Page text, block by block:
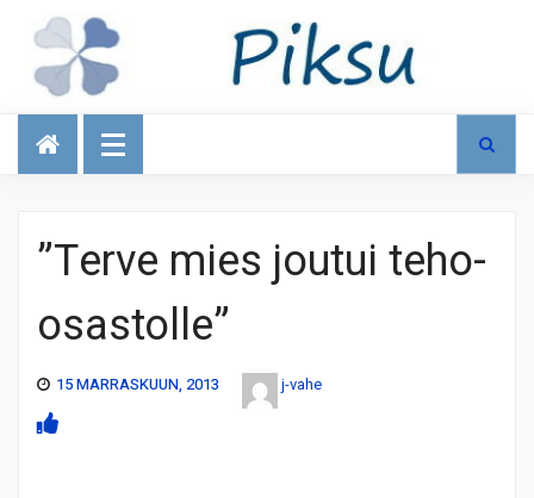
Talous
”Terve mies joutui teho-
osastolle”
15 MARRASKUUN, 2013 j-vahe